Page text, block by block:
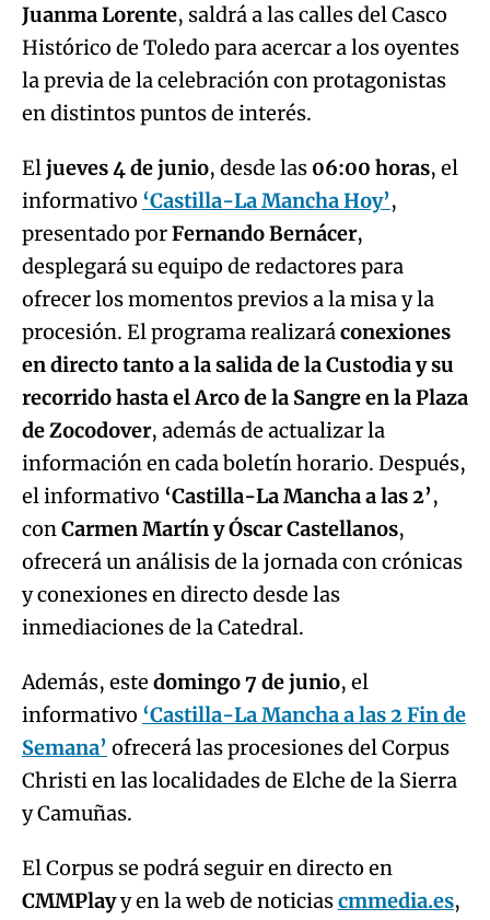
Juanma Lorente, saldrá a las calles del Casco
Histórico de Toledo para acercar a los oyentes
la previa de la celebración con protagonistas
en distintos puntos de interés.
Eljueves 4 de junio, desde las 06:00 horas, el
informativo ‘Castilla-La Mancha Hoy’,
presentado porFernando Bernácer,
desplegará su equipo de redactores para
ofrecer los momentos previos a la misa y la
procesión. El programa realizaráconexiones
en directo tanto a la salida de la Custodia y su
recorrido hasta el Arco de la Sangre en la Plaza
de Zocodover, además de actualizar la
información en cada boletín horario. Después,
el informativo ‘Castilla-La Mancha a las 2’,
conCarmen Martín y Óscar Castellanos,
ofrecerá un análisis de la jornada con crónicas
y conexiones en directo desde las
inmediaciones de la Catedral.
Además, este domingo 7 de junio, el
informativo ‘Castilla-La Mancha a las 2 Fin de
Semana’ ofrecerá las procesiones del Corpus
Christi en las localidades de Elche de la Sierra
y Camuñas.
El Corpus se podrá seguir en directo en
CMMPlayy en la web de noticiascmmedia.es,